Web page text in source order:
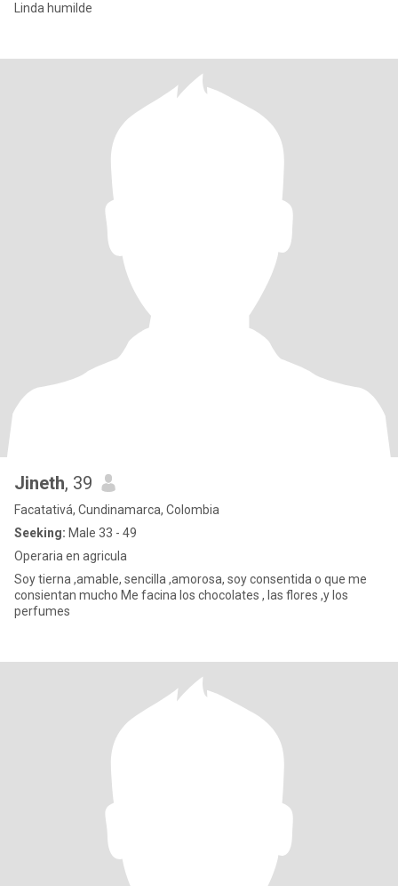
Linda humilde
Jineth, 39
Facatativá, Cundinamarca, Colombia
Seeking: Male 33 - 49
Operaria en agricula
Soy tierna ,amable, sencilla ,amorosa, soy consentida o que me
consientan mucho Me facina los chocolates , las flores ,y los
perfumes